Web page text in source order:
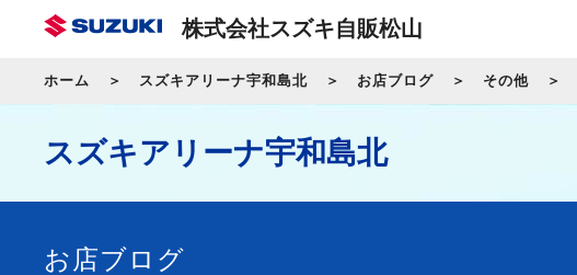
株式会社スズキ自販松山
ホーム スズキアリーナ宇和島北 お店ブログ その他
スズキアリーナ宇和島北
お店ブログ